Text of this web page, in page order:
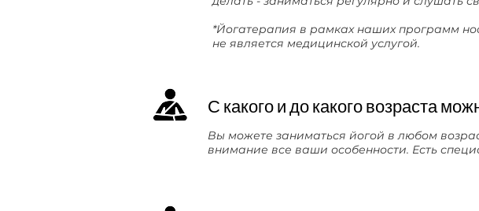
*Йогатерапия в рамках наших программ
не является медицинской услугой.
С какого и до какого возраста
Вы можете заниматься йогой в любом
внимание все ваши особенности. Есть